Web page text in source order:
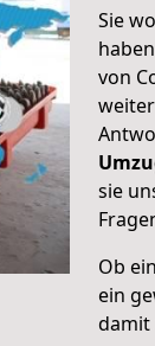
Sie
von
sie
Ob ein
ein
damit